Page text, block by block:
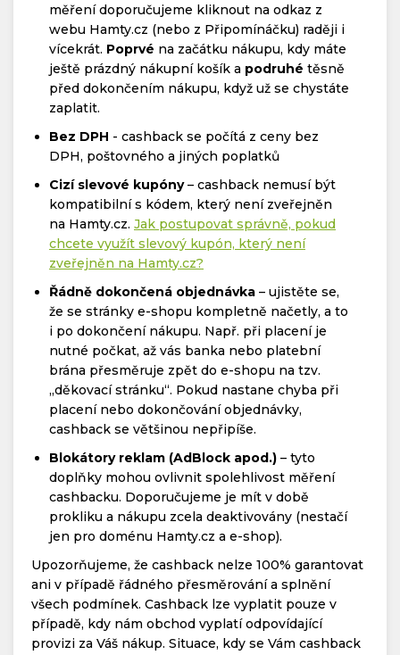
měření doporučujeme kliknout na odkaz z
webu Hamty.cz (nebo z Připomínáčku) raději i
vícekrát. Poprvé na začátku nákupu, kdy máte
ještě prázdný nákupní košík a podruhé těsně
před dokončením nákupu, když už se chystáte
zaplatit.
Bez DPH - cashback se počítá z ceny bez
DPH, poštovného a jiných poplatků
Cizí slevové kupóny– cashback nemusí být
kompatibilní s kódem, který není zveřejněn
na Hamty.cz. Jak postupovat správně, pokud
chcete využít slevový kupón, který není
zveřejněn na Hamty.cz?
Řádně dokončená objednávka – ujistěte se,
že se stránky e-shopu kompletně načetly, a to
i po dokončení nákupu. Např. při placení je
nutné počkat, až vás banka nebo platební
brána přesměruje zpět do e-shopu na tzv.
„děkovací stránku“. Pokud nastane chyba při
placení nebo dokončování objednávky,
cashback se většinou nepřipíše.
Blokátory reklam (AdBlock apod.) – tyto
doplňky mohou ovlivnit spolehlivost měření
cashbacku. Doporučujeme je mít v době
prokliku a nákupu zcela deaktivovány (nestačí
jen pro doménu Hamty.cz a e-shop).
Upozorňujeme, že cashback nelze 100% garantovat
ani v případě řádného přesměrování a splnění
všech podmínek. Cashback lze vyplatit pouze v
případě, kdy nám obchod vyplatí odpovídající
provizi za Váš nákup. Situace, kdy se Vám cashback